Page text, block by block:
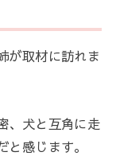
が取材に訪れま
、犬と互角に走
感じます。